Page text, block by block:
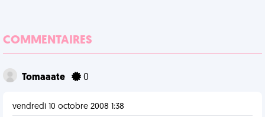
COMMENTAIRES
Tomaaate 0
vendredi 10 octobre 2008 1:38